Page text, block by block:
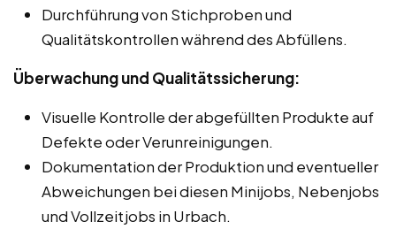
Durchführung von Stichproben und
Qualitätskontrollen während des Abfüllens.
Überwachung und Qualitätssicherung:
Visuelle Kontrolle der abgefüllten Produkte auf
Defekte oder Verunreinigungen.
Dokumentation der Produktion und eventueller
Abweichungen bei diesen Minijobs, Nebenjobs
und Vollzeitjobs in Urbach.